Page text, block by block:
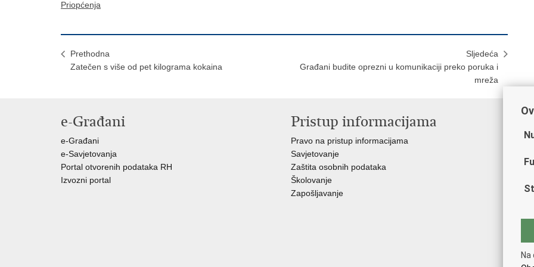
Priopćenja
Prethodna
Zatečen s više od pet kilograma kokaina
Sljedeća
Građani budite oprezni u komunikaciji preko poruka i
mreža
e-Građani
e-Građani
e-Savjetovanja
Portal otvorenih podataka RH
Izvozni portal
Pristup informacijama
Pravo na pristup informacijama
Savjetovanje
Zaštita osobnih podataka
Školovanje
Zapošljavanje